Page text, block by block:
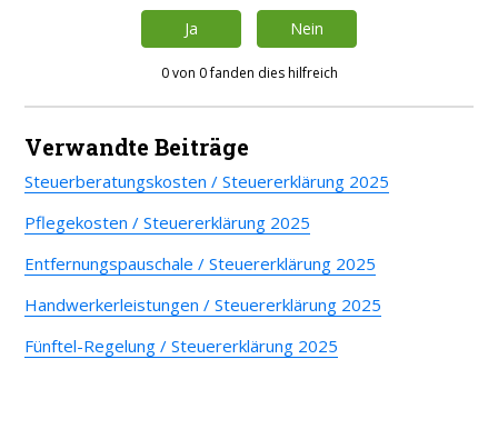
Ja Nein
0 von 0 fanden dies hilfreich
Verwandte Beiträge
Steuerberatungskosten / Steuererklärung 2025
Pflegekosten / Steuererklärung 2025
Entfernungspauschale / Steuererklärung 2025
Handwerkerleistungen / Steuererklärung 2025
Fünftel-Regelung / Steuererklärung 2025